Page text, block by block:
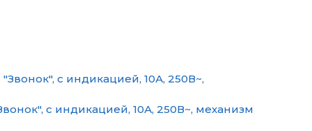
с индикацией, 10А, 250В~, механизм